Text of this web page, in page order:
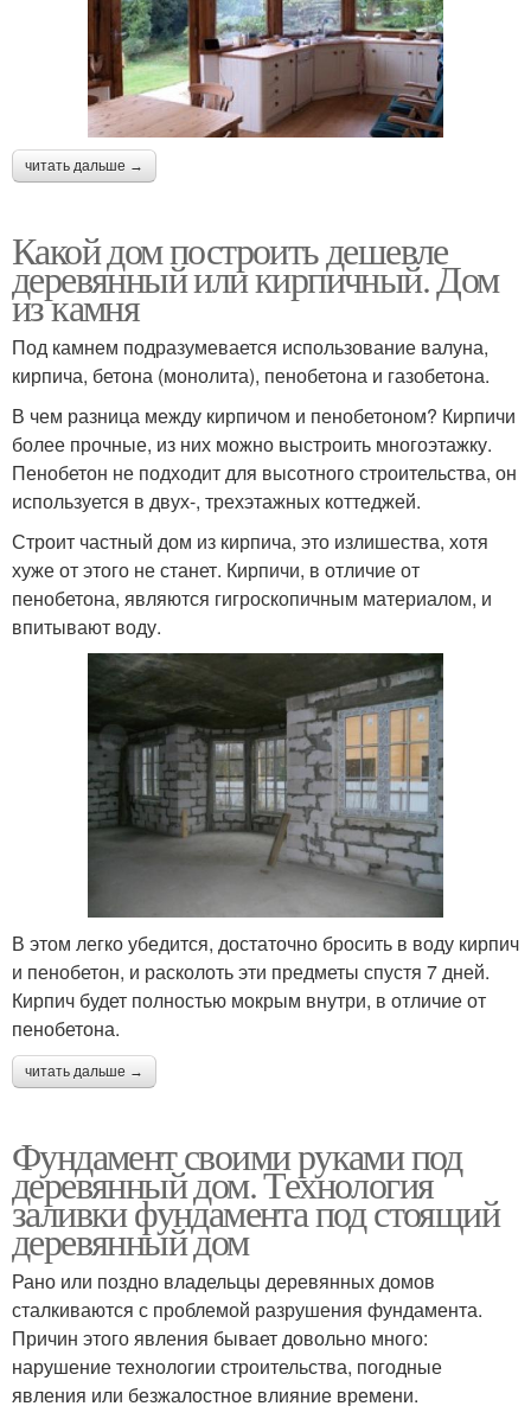
читать дальше →
Какой дом построить дешевле
деревянный или кирпичный. Дом
из камня
Под камнем подразумевается использование валуна,
кирпича, бетона (монолита), пенобетона и газобетона.
В чем разница между кирпичом и пенобетоном? Кирпичи
более прочные, из них можно выстроить многоэтажку.
Пенобетон не подходит для высотного строительства, он
используется в двух-, трехэтажных коттеджей.
Строит частный дом из кирпича, это излишества, хотя
хуже от этого не станет. Кирпичи, в отличие от
пенобетона, являются гигроскопичным материалом, и
впитывают воду.
В этом легко убедится, достаточно бросить в воду кирпич
и пенобетон, и расколоть эти предметы спустя 7 дней.
Кирпич будет полностью мокрым внутри, в отличие от
пенобетона.
читать дальше →
Фундамент своими руками под
деревянный дом. Технология
заливки фундамента под стоящий
деревянный дом
Рано или поздно владельцы деревянных домов
сталкиваются с проблемой разрушения фундамента.
Причин этого явления бывает довольно много:
нарушение технологии строительства, погодные
явления или безжалостное влияние времени.